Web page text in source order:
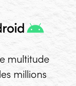
multitude
millions